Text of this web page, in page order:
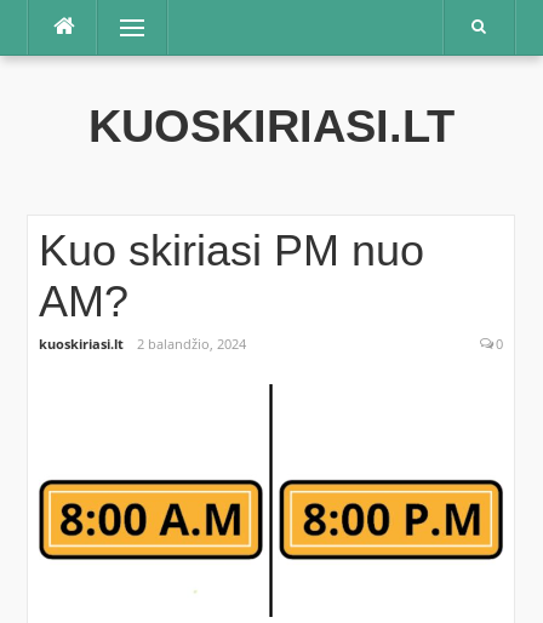
Praleisti
Meniu
KUOSKIRIASI.LT
Kuo skiriasi PM nuo
AM?
kuoskiriasi.lt 2 balandžio, 2024 0